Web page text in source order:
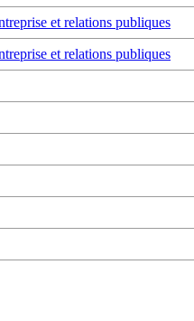
et relations publiques
et relations publiques